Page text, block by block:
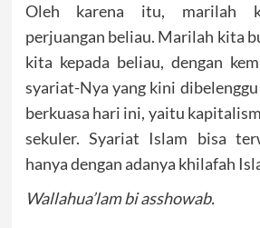
Oleh karena itu, marilah
perjuangan beliau. Marilah kita
kita kepada beliau, dengan
syariat-Nya yang kini
berkuasa hari ini, yaitu
sekuler. Syariat Islam bisa
hanya dengan adanya khilafah
Wallahua’lam bi asshowab.